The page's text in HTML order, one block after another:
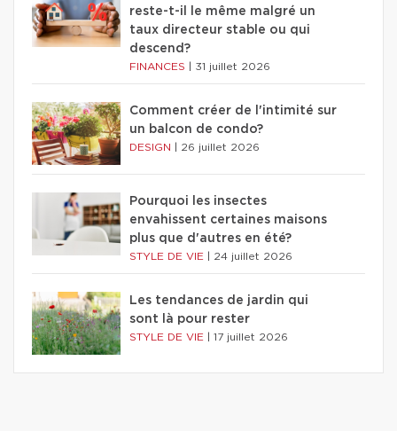
reste-t-il le même malgré un
taux directeur stable ou qui
descend?
FINANCES 31 juillet 2026
Comment créer de l'intimité sur
un balcon de condo?
DESIGN 26 juillet 2026
Pourquoi les insectes
envahissent certaines maisons
plus que d'autres en été?
STYLE DE VIE 24 juillet 2026
Les tendances de jardin qui
sont là pour rester
STYLE DE VIE 17 juillet 2026